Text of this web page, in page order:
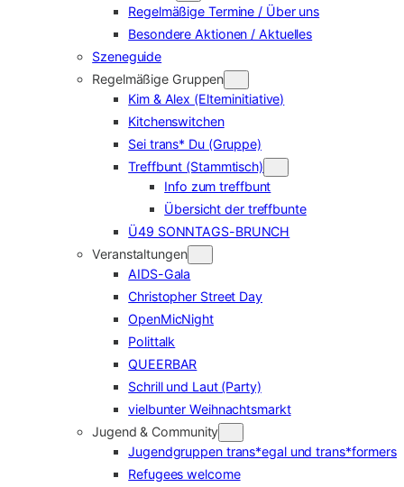
Regelmäßige Termine / Über uns
Besondere Aktionen / Aktuelles
Szeneguide
Regelmäßige Gruppen
Kim & Alex (Elterninitiative)
Kitchenswitchen
Sei trans* Du (Gruppe)
Treffbunt (Stammtisch)
Info zum treffbunt
Übersicht der treffbunte
Ü49 SONNTAGS-BRUNCH
Veranstaltungen
AIDS-Gala
Christopher Street Day
OpenMicNight
Polittalk
QUEERBAR
Schrill und Laut (Party)
vielbunter Weihnachtsmarkt
Jugend & Community
Jugendgruppen trans*egal und trans*formers
Refugees welcome